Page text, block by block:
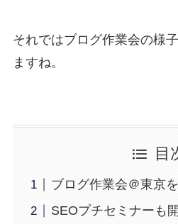
それではブログ作業会の様
ますね。
目
ブログ作業会＠東京
SEOプチセミナーも